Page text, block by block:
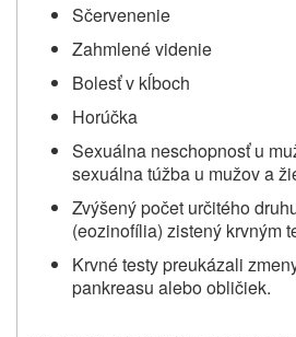
Sčervenenie
Zahmlené videnie
Bolesť v kĺboch
Horúčka
Sexuálna neschopnosť u
sexuálna túžba u mužov a
Zvýšený počet určitého
(eozinofília) zistený krvným
Krvné testy preukázali
pankreasu alebo obličiek.